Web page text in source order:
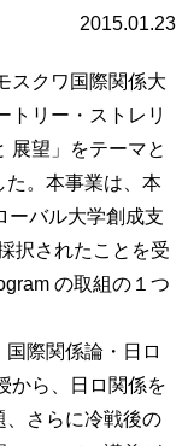
2015.01.23
スクワ国際関係大
トリー・ストレリ
展望」をテーマと
。本事業は、本
ーバル大学創成支
択されたことを受
の取組の１つ
国際関係論・日ロ
から、日ロ関係を
さらに冷戦後の